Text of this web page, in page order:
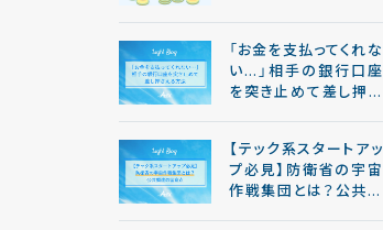
「お金を支払ってくれな
い…」相手の銀行口座
を突き止めて差し押さ
【テック系スタートアッ
プ必見】防衛省の宇宙
作戦集団とは？公共調